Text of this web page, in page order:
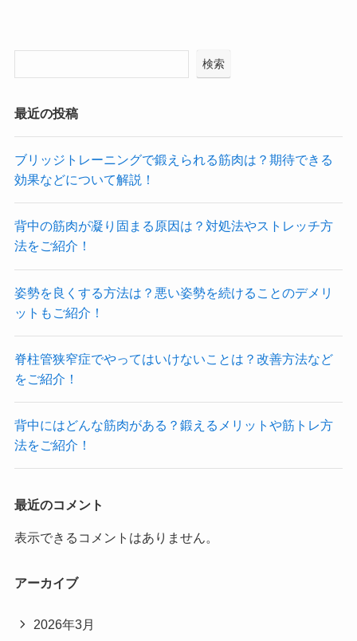
検索
最近の投稿
ブリッジトレーニングで鍛えられる筋肉は？期待できる
効果などについて解説！
背中の筋肉が凝り固まる原因は？対処法やストレッチ方
法をご紹介！
姿勢を良くする方法は？悪い姿勢を続けることのデメリ
ットもご紹介！
脊柱管狭窄症でやってはいけないことは？改善方法など
をご紹介！
背中にはどんな筋肉がある？鍛えるメリットや筋トレ方
法をご紹介！
最近のコメント
表示できるコメントはありません。
アーカイブ
2026年3月